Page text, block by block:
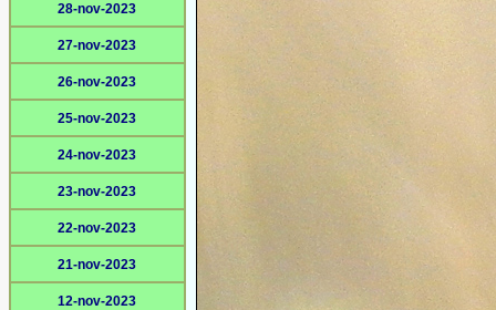
28-nov-2023
27-nov-2023
26-nov-2023
25-nov-2023
24-nov-2023
23-nov-2023
22-nov-2023
21-nov-2023
12-nov-2023